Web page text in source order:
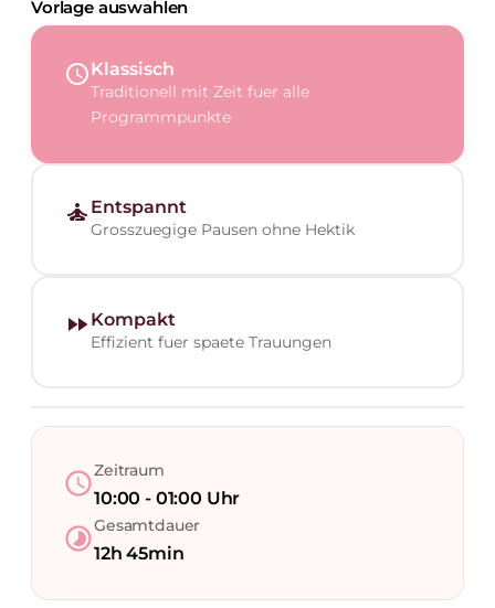
Vorlage auswahlen
scheduleKlassisch
Traditionell mit Zeit fuer alle
Programmpunkte
self_improvement Entspannt
Grosszuegige Pausen ohne Hektik
fast_forward Kompakt
Effizient fuer spaete Trauungen
scheduleZeitraum
10:00 - 01:00 Uhr
timelapseGesamtdauer
12h 45min